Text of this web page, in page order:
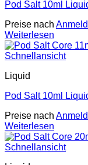
Pod Salt 10ml
Preise nach
Weiterlesen
Schnellansicht
Liquid
Pod Salt 10ml
Preise nach
Weiterlesen
Schnellansicht